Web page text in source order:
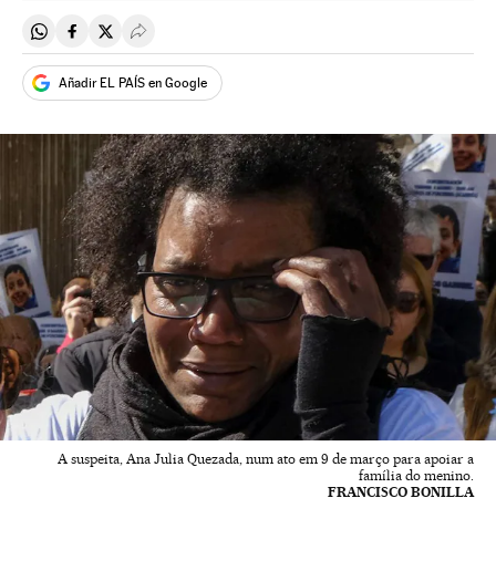
Compartir en Whatsapp
Compartir en Facebook
Compartir en Twitter
Desplegar Redes Sociales
Añadir EL PAÍS en Google
A suspeita, Ana Julia Quezada, num ato em 9 de março para apoiar a
família do menino.
FRANCISCO BONILLA